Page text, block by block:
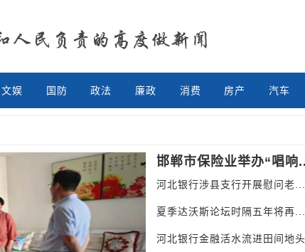
文娱 国防 政法 廉政 消费 房产 汽车
Next 邯郸市保险业举办“唱响
河北银行涉县支行开展慰问老...
夏季达沃斯论坛时隔五年将再...
河北银行金融活水流进田间地头